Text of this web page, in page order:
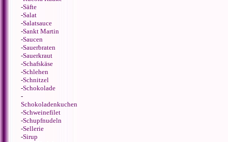
-Säfte
-Salat
-Salatsauce
-Sankt Martin
-Saucen
-Sauerbraten
-Sauerkraut
-Schafskäse
-Schlehen
-Schnitzel
-Schokolade
-
Schokoladenkuchen
-Schweinefilet
-Schupfnudeln
-Sellerie
-Sirup